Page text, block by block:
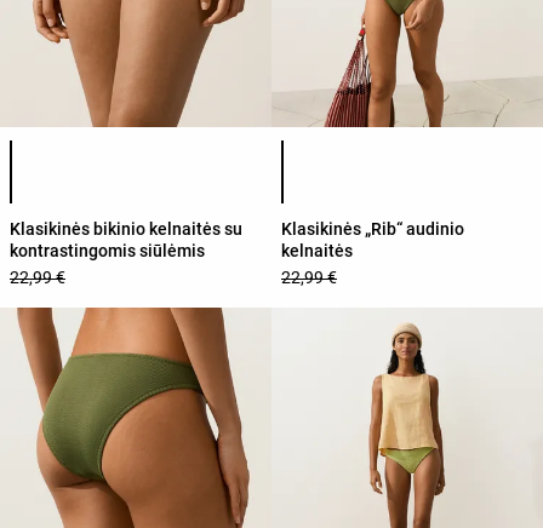
Klasikinės bikinio kelnaitės su
kontrastingomis siūlėmis
22,99 €
Klasikinės „Rib“ audinio
kelnaitės
22,99 €